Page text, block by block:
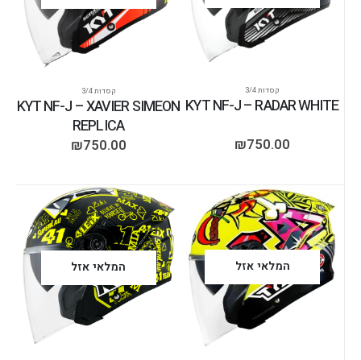
קסדות 3/4
KYT NF-J – RADAR WHITE
₪750.00
קסדות 3/4
KYT NF-J – XAVIER SIMEON
REPLICA
₪750.00
המלאי אזל המלאי אזל